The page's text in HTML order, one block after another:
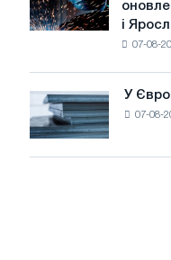
декарбонізації
БМК
виробили
трамвайних
колій
і
07-08-
Європі
виживуть
тільки
У
07-08-